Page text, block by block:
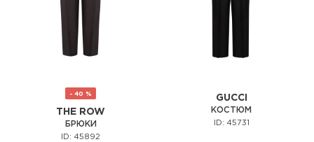
- 40 %
THE ROW
БРЮКИ
ID: 45892
GUCCI
КОСТЮМ
ID: 45731